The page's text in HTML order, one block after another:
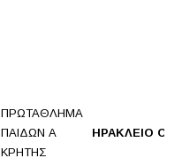
ΠΡΩΤΑΘΛΗΜΑ
ΠΑΙΔΩΝ Α
ΚΡΗΤΗΣ
ΗΡΑΚΛΕΙΟ ΟΑΑ